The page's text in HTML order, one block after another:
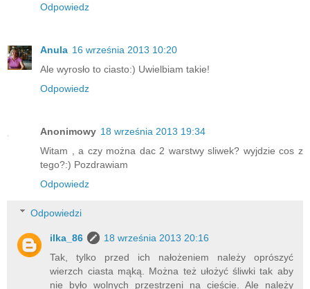
Odpowiedz
Anula 16 września 2013 10:20
Ale wyrosło to ciasto:) Uwielbiam takie!
Odpowiedz
Anonimowy 18 września 2013 19:34
Witam , a czy można dac 2 warstwy sliwek? wyjdzie cos z
tego?:) Pozdrawiam
Odpowiedz
Odpowiedzi
ilka_86
18 września 2013 20:16
Tak, tylko przed ich nałożeniem należy oprószyć
wierzch ciasta mąką. Można też ułożyć śliwki tak aby
nie było wolnych przestrzeni na cieście. Ale należy